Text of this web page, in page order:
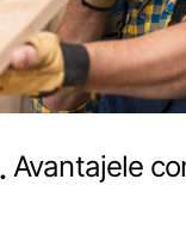
Avantajele